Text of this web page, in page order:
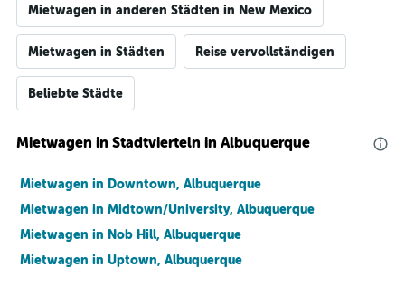
Mietwagen in anderen Städten in New Mexico
Mietwagen in Städten Reise vervollständigen
Beliebte Städte
Mietwagen in Stadtvierteln in Albuquerque
Mietwagen in Downtown, Albuquerque
Mietwagen in Midtown/University, Albuquerque
Mietwagen in Nob Hill, Albuquerque
Mietwagen in Uptown, Albuquerque